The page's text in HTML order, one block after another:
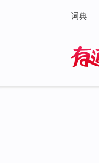
词典